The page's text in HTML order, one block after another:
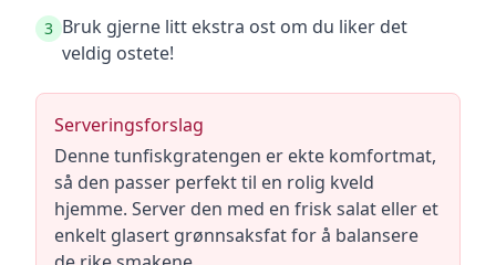
3 Bruk gjerne litt ekstra ost om du liker det
veldig ostete!
Serveringsforslag
Denne tunfiskgratengen er ekte komfortmat,
så den passer perfekt til en rolig kveld
hjemme. Server den med en frisk salat eller et
enkelt glasert grønnsaksfat for å balansere